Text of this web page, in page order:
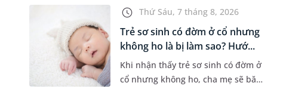
thương và dần mất đi chức năng
hoạt động. Nếu điều trị m...
Thứ Sáu, 7 tháng 8, 2026
Trẻ sơ sinh có đờm ở cổ nhưng
không ho là bị làm sao? Hướ...
Khi nhận thấy trẻ sơ sinh có đờm ở
cổ nhưng không ho, cha mẹ sẽ băn